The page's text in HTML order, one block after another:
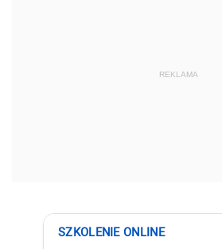
REKLAMA
SZKOLENIE ONLINE